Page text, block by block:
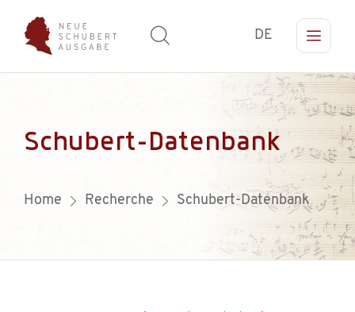
DE
Schubert-Datenbank
Home Recherche Schubert-Datenbank